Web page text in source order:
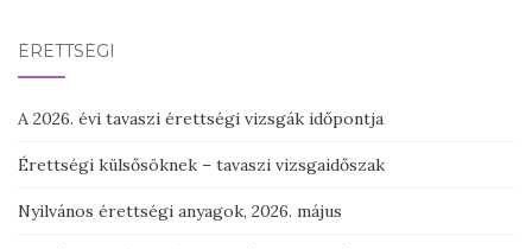
ÉRETTSÉGI
A 2026. évi tavaszi érettségi vizsgák időpontja
Érettségi külsősöknek – tavaszi vizsgaidőszak
Nyilvános érettségi anyagok, 2026. május